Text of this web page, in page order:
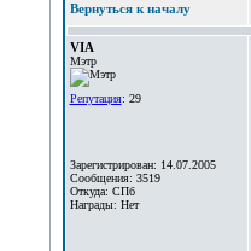
Вернуться к началу
VIA
Мэтр
Репутация: 29
Зарегистрирован: 14.07.2005
Сообщения: 3519
Откуда: СПб
Награды: Нет